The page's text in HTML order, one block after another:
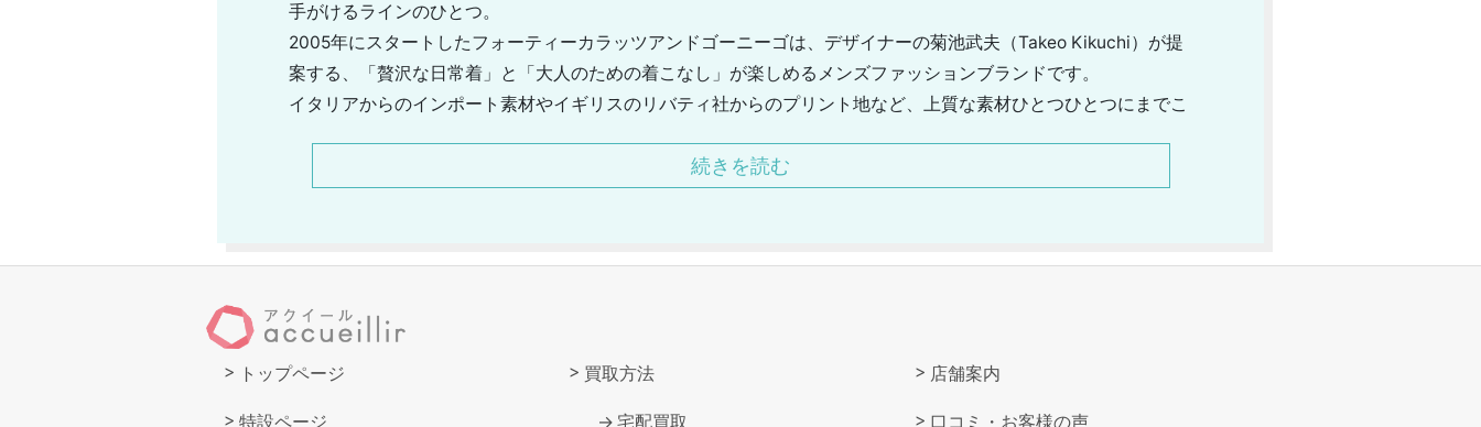
手がけるラインのひとつ。
2005年にスタートしたフォーティーカラッツアンドゴーニーゴは、デザイナーの菊池武夫（Takeo Kikuchi）が提
案する、「贅沢な日常着」と「大人のための着こなし」が楽しめるメンズファッションブランドです。
イタリアからのインポート素材やイギリスのリバティ社からのプリント地など、上質な素材ひとつひとつにまでこ
大人だからこそできるカジュアルでドレッシーなスタイルを軸としたアイテムが多く、丁寧に仕立てられた普段使
続きを読む
トップページ
特設ページ
買取方法
宅配買取
店舗案内
口コミ・お客様の声